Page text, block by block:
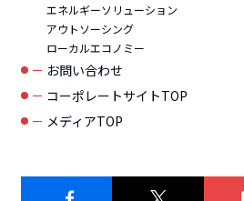
エネルギーソリューション
アウトソーシング
ローカルエコノミー
お問い合わせ
コーポレートサイトTOP
メディアTOP